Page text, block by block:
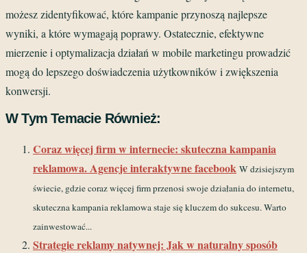
możesz zidentyfikować, które kampanie przynoszą najlepsze
wyniki, a które wymagają poprawy. Ostatecznie, efektywne
mierzenie i optymalizacja działań w mobile marketingu prowadzić
mogą do lepszego doświadczenia użytkowników i zwiększenia
konwersji.
W Tym Temacie Również:
Coraz więcej firm w internecie: skuteczna kampania
reklamowa. Agencje interaktywne facebook W dzisiejszym
świecie, gdzie coraz więcej firm przenosi swoje działania do internetu,
skuteczna kampania reklamowa staje się kluczem do sukcesu. Warto
zainwestować...
Strategie reklamy natywnej: Jak w naturalny sposób